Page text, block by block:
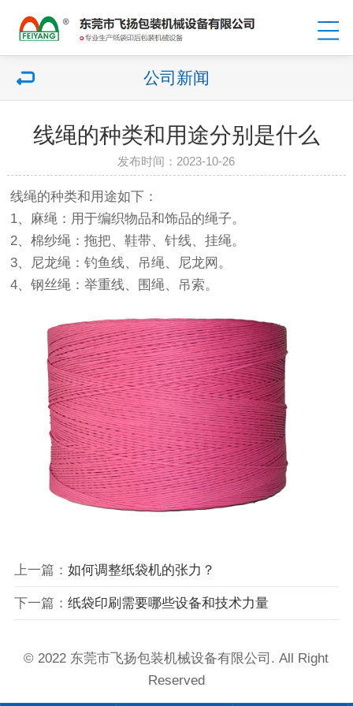
公司新闻
线绳的种类和用途分别是什么
发布时间：2023-10-26
线绳的种类和用途如下：
1、麻绳：用于编织物品和饰品的绳子。
2、棉纱绳：拖把、鞋带、针线、挂绳。
3、尼龙绳：钓鱼线、吊绳、尼龙网。
4、钢丝绳：举重线、围绳、吊索。
上一篇： 如何调整纸袋机的张力？
下一篇： 纸袋印刷需要哪些设备和技术力量
© 2022 东莞市飞扬包装机械设备有限公司. All Right
Reserved